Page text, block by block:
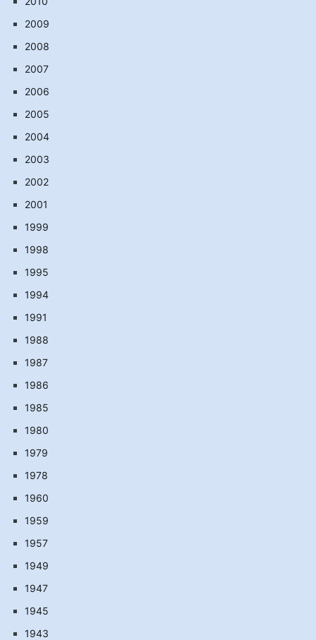
2009
2008
2007
2006
2005
2004
2003
2002
2001
1999
1998
1995
1994
1991
1988
1987
1986
1985
1980
1979
1978
1960
1959
1957
1949
1947
1945
1943